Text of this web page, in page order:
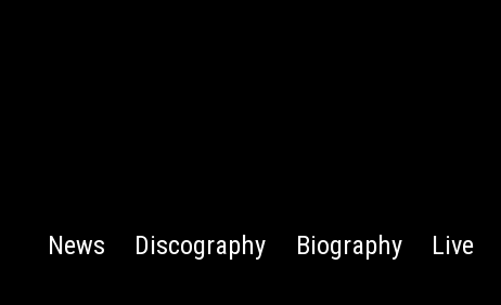
News Discography Biography Live